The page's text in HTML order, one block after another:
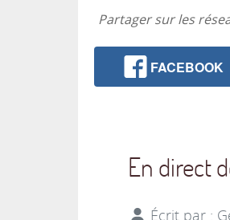
Partager sur les
FACEBOOK
En direct
Écrit par :